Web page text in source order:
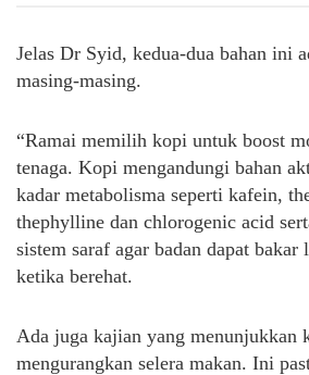
Jelas Dr Syid, kedua-dua bahan ini
masing-masing.
“Ramai memilih kopi untuk boost
tenaga. Kopi mengandungi bahan
kadar metabolisma seperti kafein,
thephylline dan chlorogenic acid
sistem saraf agar badan dapat bakar
ketika berehat.
Ada juga kajian yang menunjukkan
mengurangkan selera makan. Ini